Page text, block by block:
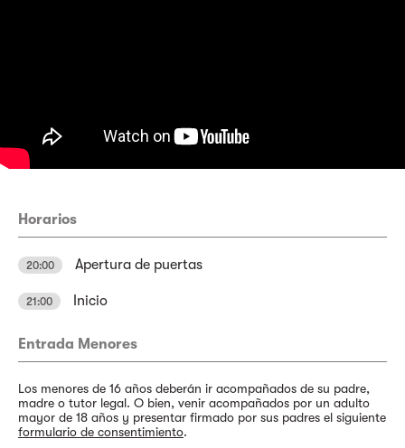
Horarios
20:00 Apertura de puertas
21:00 Inicio
Entrada Menores
Los menores de 16 años deberán ir acompañados de su padre,
madre o tutor legal. O bien, venir acompañados por un adulto
mayor de 18 años y presentar firmado por sus padres el siguiente
formulario de consentimiento.